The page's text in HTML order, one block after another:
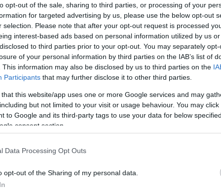
opt-out of the sale, sharing to third parties, or processing of your
for targeted advertising by us, please use the below opt-out
selection. Please note that after your opt-out request is processed
interest-based ads based on personal information utilized by us
to third parties prior to your opt-out. You may separately
of your personal information by third parties on the IAB’s list of
This information may also be disclosed by us to third parties on the
Participants that may further disclose it to other third parties.
that this website/app uses one or more Google services and may
but not limited to your visit or usage behaviour. You may
to Google and its third-party tags to use your data for below
consent section.
Data Processing Opt Outs
opt-out of the Sharing of my personal data.
εξαιρετικής σημασίας είναι και η
σε αυτό το μισάωρο. Μια σωστή βόλτα
του ιδιοκτήτη με τον σκύλο και όχι να
με τα άλλα σκυλιά, όπως κάνουν αρκετοί
και μπορεί να εμφανίσει προβλήματα
παιχνίδια όπως το «μπαλάκι» ή η
απλή εκπαίδευση – π.χ. το «κάτσε», έτσι
μας, αλλά και το μυαλό του.
βόλτας.Οι προτεινόμενες τρεις βόλτες θα
νόημα, δηλαδή, να αφήσουμε τον σκύλο στο σπίτι
όπως γίνεται συχνά από ιδιοκτήτες. Οι